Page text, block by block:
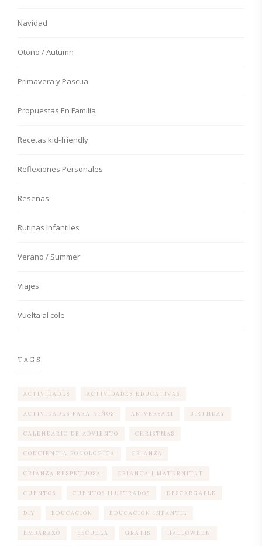
Navidad
Otoño / Autumn
Primavera y Pascua
Propuestas En Familia
Recetas kid-friendly
Reflexiones Personales
Reseñas
Rutinas Infantiles
Verano / Summer
Viajes
Vuelta al cole
TAGS
ACTIVIDADES ACTIVIDADES EDUCATIVAS
ACTIVIDADES PARA NIÑOS ANIVERSARI BIRTHDAY
CALENDARIO DE ADVIENTO CHRISTMAS
CONCIENCIA FONOLOGICA CRIANZA
CRIANZA RESPETUOSA CRIANÇA I MATERNITAT
CUENTOS CUENTOS ILUSTRADOS DESCARGABLE
DIY EDUCACION EDUCACION INFANTIL
EMBARAZO ESCUELA GRATIS HALLOWEEN